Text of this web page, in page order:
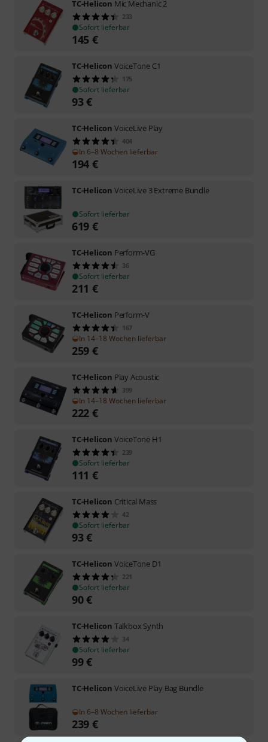
TC-Helicon Mic Mechanic 2
233
Sofort lieferbar
145 €
TC-Helicon VoiceTone C1
175
Sofort lieferbar
93€
TC-Helicon VoiceLive Play
404
In 6–8 Wochen lieferbar
194 €
TC-Helicon VoiceLive 3 Extreme Bundle
Sofort lieferbar
619 €
TC-Helicon Perform-VG
36
Sofort lieferbar
211 €
TC-Helicon Perform-V
167
In 14–18 Wochen lieferbar
259 €
TC-Helicon Play Acoustic
399
In 14–18 Wochen lieferbar
222 €
TC-Helicon VoiceTone H1
239
Sofort lieferbar
111 €
TC-Helicon Critical Mass
42
Sofort lieferbar
93€
TC-Helicon VoiceTone D1
221
Sofort lieferbar
90€
TC-Helicon Talkbox Synth
34
Sofort lieferbar
99€
TC-Helicon VoiceLive Play Bag Bundle
In 6–8 Wochen lieferbar
239 €